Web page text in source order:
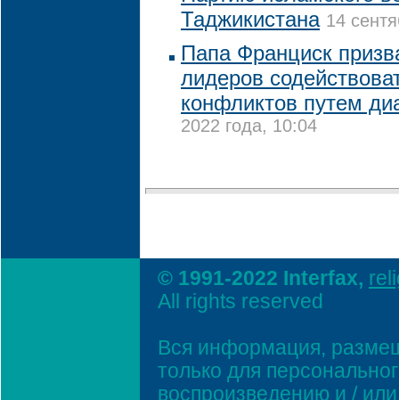
Таджикистана 14
Папа Франциск
лидеров
конфликтов путем
2022 года, 10:04
© 1991-2022 Interfax,
All rights reserved
Вся информация,
только для
воспроизведению и /